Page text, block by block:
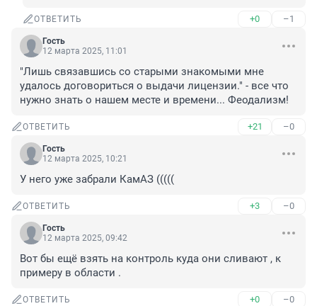
ОТВЕТИТЬ +0 –1
Гость
12 марта 2025, 11:01
"Лишь связавшись со старыми знакомыми мне
удалось договориться о выдачи лицензии." - все что
нужно знать о нашем месте и времени... Феодализм!
ОТВЕТИТЬ +21 –0
Гость
12 марта 2025, 10:21
У него уже забрали КамАЗ (((((
ОТВЕТИТЬ +3 –0
Гость
12 марта 2025, 09:42
Вот бы ещё взять на контроль куда они сливают , к
примеру в области .
ОТВЕТИТЬ +0 –0